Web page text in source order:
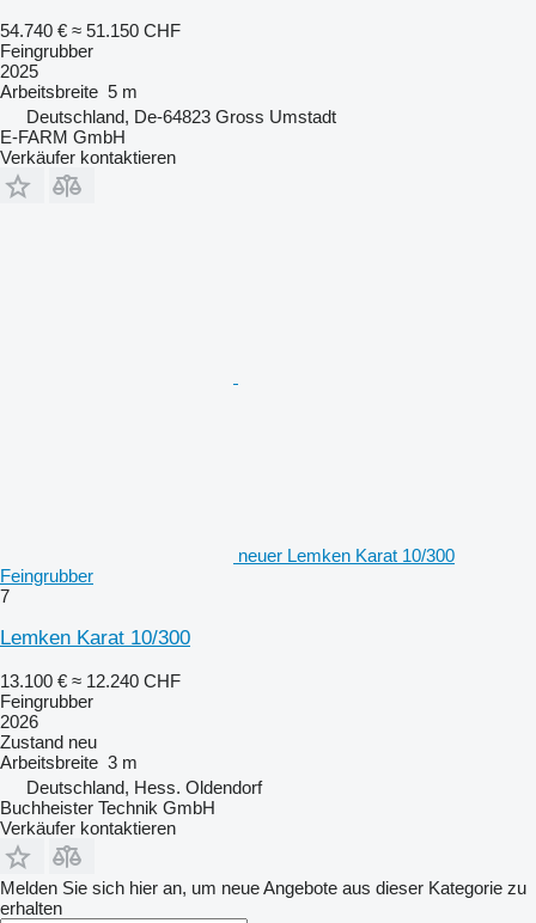
54.740 € ≈ 51.150 CHF
Feingrubber
2025
Arbeitsbreite 5 m
Deutschland, De-64823 Gross Umstadt
E-FARM GmbH
Verkäufer kontaktieren
neuer Lemken Karat 10/300
Feingrubber
7
Lemken Karat 10/300
13.100 € ≈ 12.240 CHF
Feingrubber
2026
Zustand neu
Arbeitsbreite 3 m
Deutschland, Hess. Oldendorf
Buchheister Technik GmbH
Verkäufer kontaktieren
Melden Sie sich hier an, um neue Angebote aus dieser Kategorie zu
erhalten